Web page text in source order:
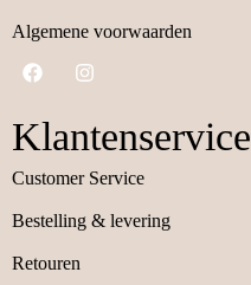
Algemene voorwaarden
Klantenservice
Customer Service
Bestelling & levering
Retouren